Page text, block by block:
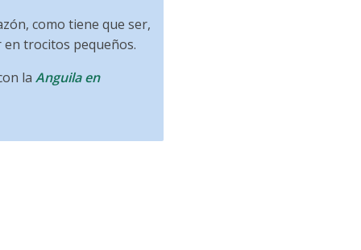
como tiene que ser,
en trocitos pequeños.
la Anguila en